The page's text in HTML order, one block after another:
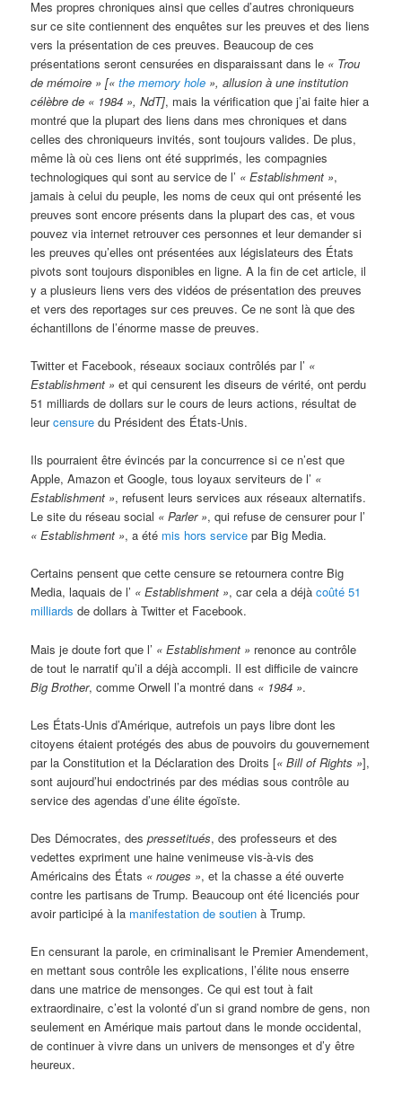
Mes propres chroniques ainsi que celles d’autres chroniqueurs
sur ce site contiennent des enquêtes sur les preuves et des liens
vers la présentation de ces preuves. Beaucoup de ces
présentations seront censurées en disparaissant dans le « Trou
de mémoire » [«the memory hole », allusion à une institution
célèbre de « 1984 », NdT], mais la vérification que j’ai faite hier a
montré que la plupart des liens dans mes chroniques et dans
celles des chroniqueurs invités, sont toujours valides. De plus,
même là où ces liens ont été supprimés, les compagnies
technologiques qui sont au service de l’ « Establishment »,
jamais à celui du peuple, les noms de ceux qui ont présenté les
preuves sont encore présents dans la plupart des cas, et vous
pouvez via internet retrouver ces personnes et leur demander si
les preuves qu’elles ont présentées aux législateurs des États
pivots sont toujours disponibles en ligne. A la fin de cet article, il
y a plusieurs liens vers des vidéos de présentation des preuves
et vers des reportages sur ces preuves. Ce ne sont là que des
échantillons de l’énorme masse de preuves.
Twitter et Facebook, réseaux sociaux contrôlés par l’ «
Establishment » et qui censurent les diseurs de vérité, ont perdu
51 milliards de dollars sur le cours de leurs actions, résultat de
leurcensure du Président des États-Unis.
Ils pourraient être évincés par la concurrence si ce n’est que
Apple, Amazon et Google, tous loyaux serviteurs de l’ «
Establishment », refusent leurs services aux réseaux alternatifs.
Le site du réseau social « Parler », qui refuse de censurer pour l’
« Establishment », a été mis hors service par Big Media.
Certains pensent que cette censure se retournera contre Big
Media, laquais de l’ « Establishment », car cela a déjàcoûté 51
milliards de dollars à Twitter et Facebook.
Mais je doute fort que l’ « Establishment » renonce au contrôle
de tout le narratif qu’il a déjà accompli. Il est difficile de vaincre
Big Brother, comme Orwell l’a montré dans « 1984 ».
Les États-Unis d’Amérique, autrefois un pays libre dont les
citoyens étaient protégés des abus de pouvoirs du gouvernement
par la Constitution et la Déclaration des Droits [« Bill of Rights »],
sont aujourd’hui endoctrinés par des médias sous contrôle au
service des agendas d’une élite égoïste.
Des Démocrates, despressetitués, des professeurs et des
vedettes expriment une haine venimeuse vis-à-vis des
Américains des États « rouges », et la chasse a été ouverte
contre les partisans de Trump. Beaucoup ont été licenciés pour
avoir participé à la manifestation de soutien à Trump.
En censurant la parole, en criminalisant le Premier Amendement,
en mettant sous contrôle les explications, l’élite nous enserre
dans une matrice de mensonges. Ce qui est tout à fait
extraordinaire, c’est la volonté d’un si grand nombre de gens, non
seulement en Amérique mais partout dans le monde occidental,
de continuer à vivre dans un univers de mensonges et d’y être
heureux.